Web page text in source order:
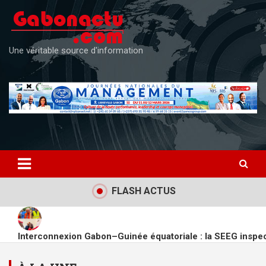
Une véritable source d'information
FLASH ACTUS
Interconnexion Gabon–Guinée équatoriale : la SEEG